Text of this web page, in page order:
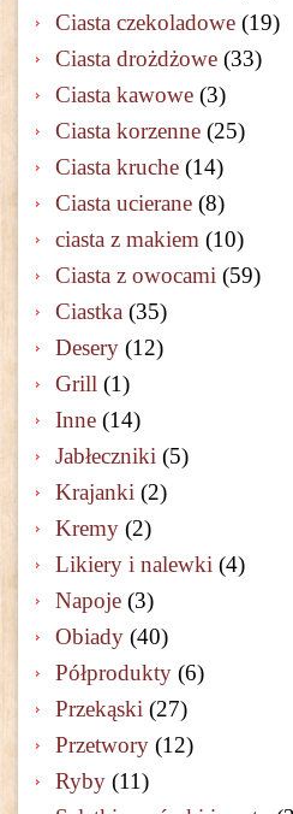
Ciasta czekoladowe (19)
Ciasta drożdżowe (33)
Ciasta kawowe (3)
Ciasta korzenne (25)
Ciasta kruche (14)
Ciasta ucierane (8)
ciasta z makiem (10)
Ciasta z owocami (59)
Ciastka (35)
Desery (12)
Grill (1)
Inne (14)
Jabłeczniki (5)
Krajanki (2)
Kremy (2)
Likiery i nalewki (4)
Napoje (3)
Obiady (40)
Półprodukty (6)
Przekąski (27)
Przetwory (12)
Ryby (11)